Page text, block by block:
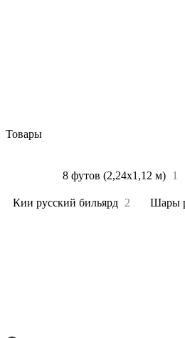
Товары
8 футов (2,24х1,12 м) 1
Кии русский бильярд 2 Шары